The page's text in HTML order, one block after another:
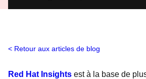
Retour aux articles de blog
Red Hat Insights est à la base de